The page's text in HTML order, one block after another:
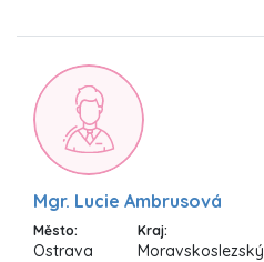
Mgr. Lucie Ambrusová
Město:
Ostrava
Kraj:
Moravskoslezský